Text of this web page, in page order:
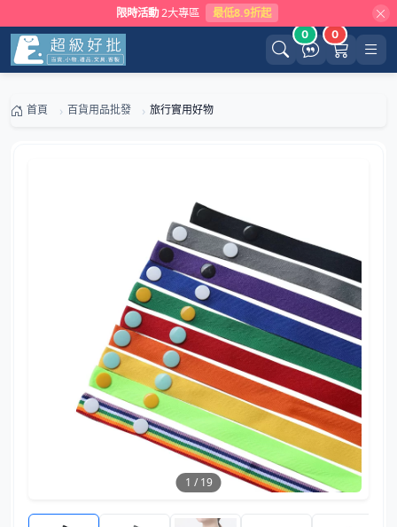
限時活動 2大專區 最低8.9折起
0 0
首頁 百貨用品批發 旅行實用好物
1 / 19